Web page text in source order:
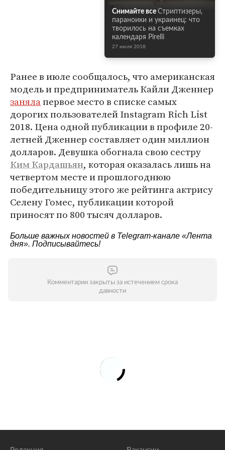
Снимайте все Стриптизеры,
параноики и украинец: что
творилось на съемках
календаря Pirelli
27 июля 2018
Ранее в июле сообщалось, что американская
модель и предприниматель Кайли Дженнер
занялапервое место в списке самых
дорогих пользователей Instagram Rich List
2018. Цена одной публикации в профиле 20-
летней Дженнер составляет один миллион
долларов. Девушка обогнала свою сестру
Ким Кардашьян, которая оказалась лишь на
четвертом месте и прошлогоднюю
победительницу этого же рейтинга актрису
Селену Гомес, публикации которой
приносят по 800 тысяч долларов.
Больше важных новостей в Telegram-канале «Лента
дня». Подписывайтесь!
Комментарии закрыты за истечением срока
давности